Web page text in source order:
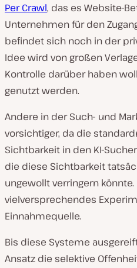
Per Crawl, das es Website-
Unternehmen für den
befindet sich noch in der
Idee wird von großen
Kontrolle darüber haben
genutzt werden.
Andere in der Such- und
vorsichtiger, da die
Sichtbarkeit in den KI-
die diese Sichtbarkeit
ungewollt verringern
vielversprechendes
Einnahmequelle.
Bis diese Systeme
Ansatz die selektive